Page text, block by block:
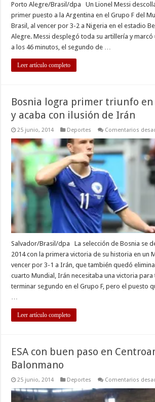
Porto Alegre/Brasil/dpa Un Lionel Messi
primer puesto a la Argentina en el Grupo F del
Brasil, al vencer por 3-2 a Nigeria en el estadio
Alegre. Messi desplegó toda su artillería y marcó
a los 46 minutos, el segundo de …
Leer artículo completo
Bosnia logra primer triunfo
y acaba con ilusión de Irán
25 junio, 2014 Deportes Comentarios
Salvador/Brasil/dpa La selección de Bosnia se
2014 con la primera victoria de su historia en un
vencer por 3-1 a Irán, que también quedó
cuarto Mundial, Irán necesitaba una victoria
terminar segundo en el Grupo F, pero el puesto
Leer artículo completo
ESA con buen paso en
Balonmano
25 junio, 2014 Deportes Comentarios